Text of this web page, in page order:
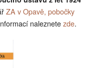
ZA v Opavě, pobočky
naleznetezde.